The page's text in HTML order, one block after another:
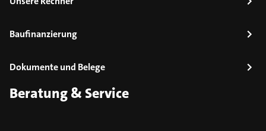
Baufinanzierung
Dokumente und Belege
Beratung & Service